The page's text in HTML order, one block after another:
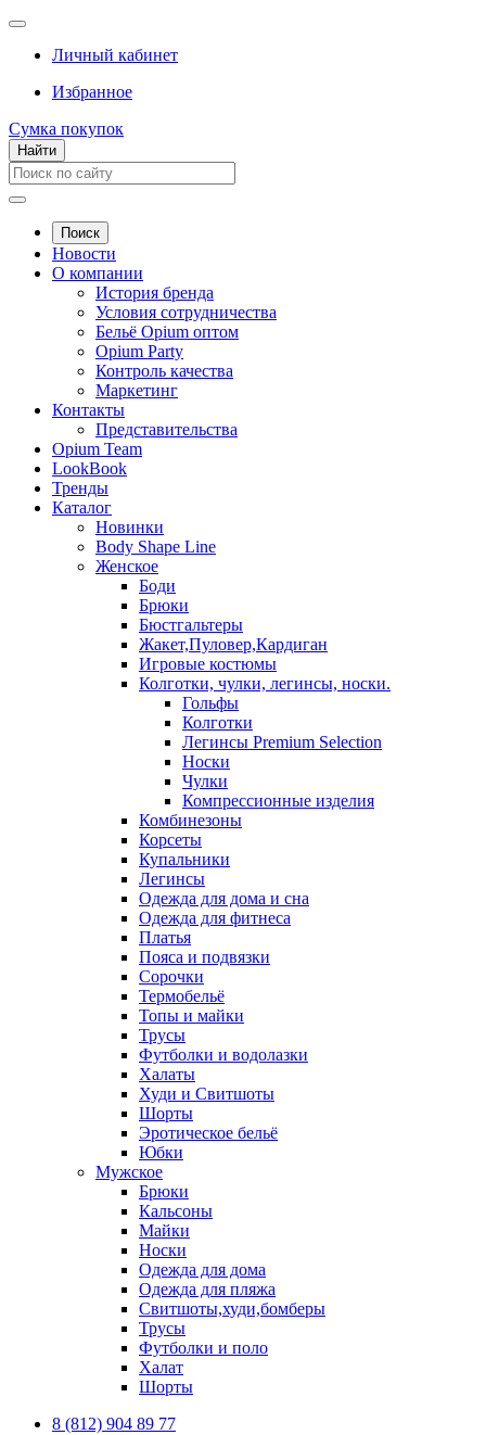
Личный кабинет
Избранное
Сумка покупок
Найти
Поиск
Новости
О компании
История бренда
Условия сотрудничества
Бельё Opium оптом
Opium Party
Контроль качества
Маркетинг
Контакты
Представительства
Opium Team
LookBook
Тренды
Каталог
Новинки
Body Shape Line
Женское
Боди
Брюки
Бюстгальтеры
Жакет,Пуловер,Кардиган
Игровые костюмы
Колготки, чулки, легинсы, носки.
Гольфы
Колготки
Легинсы Premium Selection
Носки
Чулки
Компрессионные изделия
Комбинезоны
Корсеты
Купальники
Легинсы
Одежда для дома и сна
Одежда для фитнеса
Платья
Пояса и подвязки
Сорочки
Термобельё
Топы и майки
Трусы
Футболки и водолазки
Халаты
Худи и Свитшоты
Шорты
Эротическое бельё
Юбки
Мужское
Брюки
Кальсоны
Майки
Носки
Одежда для дома
Одежда для пляжа
Свитшоты,худи,бомберы
Трусы
Футболки и поло
Халат
Шорты
8 (812) 904 89 77